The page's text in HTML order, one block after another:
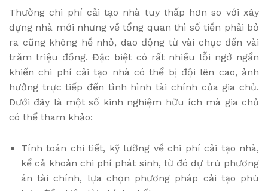
Thường chi phí cải tạo nhà tuy thấp hơn so với xây
dựng nhà mới nhưng về tổng quan thì số tiền phải bỏ
ra cũng không hề nhỏ, dao động từ vài chục đến vài
trăm triệu đồng. Đặc biệt có rất nhiều lỗi ngớ ngẩn
khiến chi phí cải tạo nhà có thể bị đội lên cao, ảnh
hưởng trực tiếp đến tình hình tài chính của gia chủ.
Dưới đây là một số kinh nghiệm hữu ích mà gia chủ
có thể tham khảo:
Tính toán chi tiết, kỹ lưỡng về chi phí cải tạo nhà,
kể cả khoản chi phí phát sinh, từ đó dự trù phương
án tài chính, lựa chọn phương pháp cải tạo phù